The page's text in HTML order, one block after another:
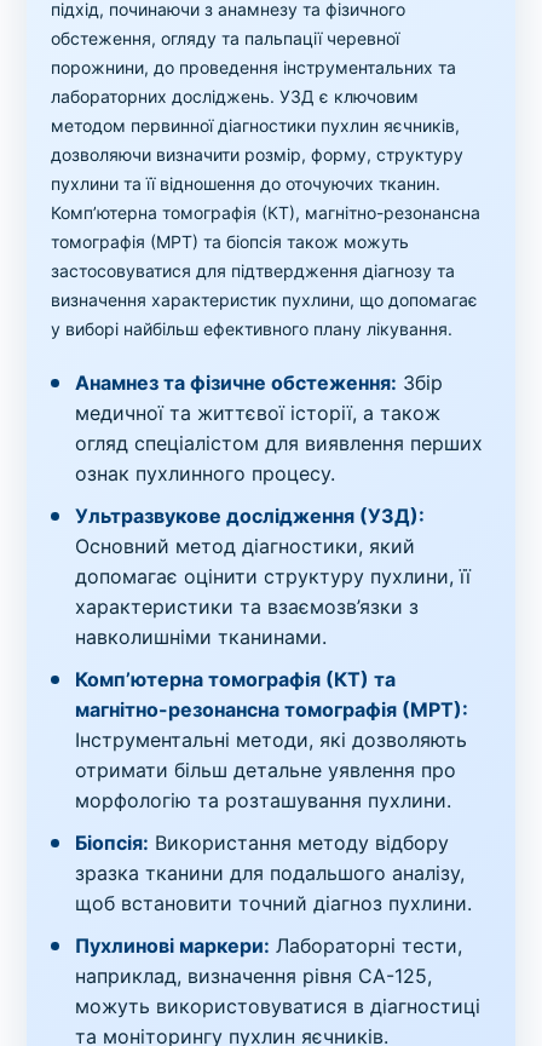
підхід, починаючи з анамнезу та фізичного
обстеження, огляду та пальпації черевної
порожнини, до проведення інструментальних та
лабораторних досліджень. УЗД є ключовим
методом первинної діагностики пухлин яєчників,
дозволяючи визначити розмір, форму, структуру
пухлини та її відношення до оточуючих тканин.
Комп’ютерна томографія (КТ), магнітно-резонансна
томографія (МРТ) та біопсія також можуть
застосовуватися для підтвердження діагнозу та
визначення характеристик пухлини, що допомагає
у виборі найбільш ефективного плану лікування.
Анамнез та фізичне обстеження: Збір
медичної та життєвої історії, а також
огляд спеціалістом для виявлення перших
ознак пухлинного процесу.
Ультразвукове дослідження (УЗД):
Основний метод діагностики, який
допомагає оцінити структуру пухлини, її
характеристики та взаємозв’язки з
навколишніми тканинами.
Комп’ютерна томографія (КТ) та
магнітно-резонансна томографія (МРТ):
Інструментальні методи, які дозволяють
отримати більш детальне уявлення про
морфологію та розташування пухлини.
Біопсія: Використання методу відбору
зразка тканини для подальшого аналізу,
щоб встановити точний діагноз пухлини.
Пухлинові маркери: Лабораторні тести,
наприклад, визначення рівня CA-125,
можуть використовуватися в діагностиці
та моніторингу пухлин яєчників.